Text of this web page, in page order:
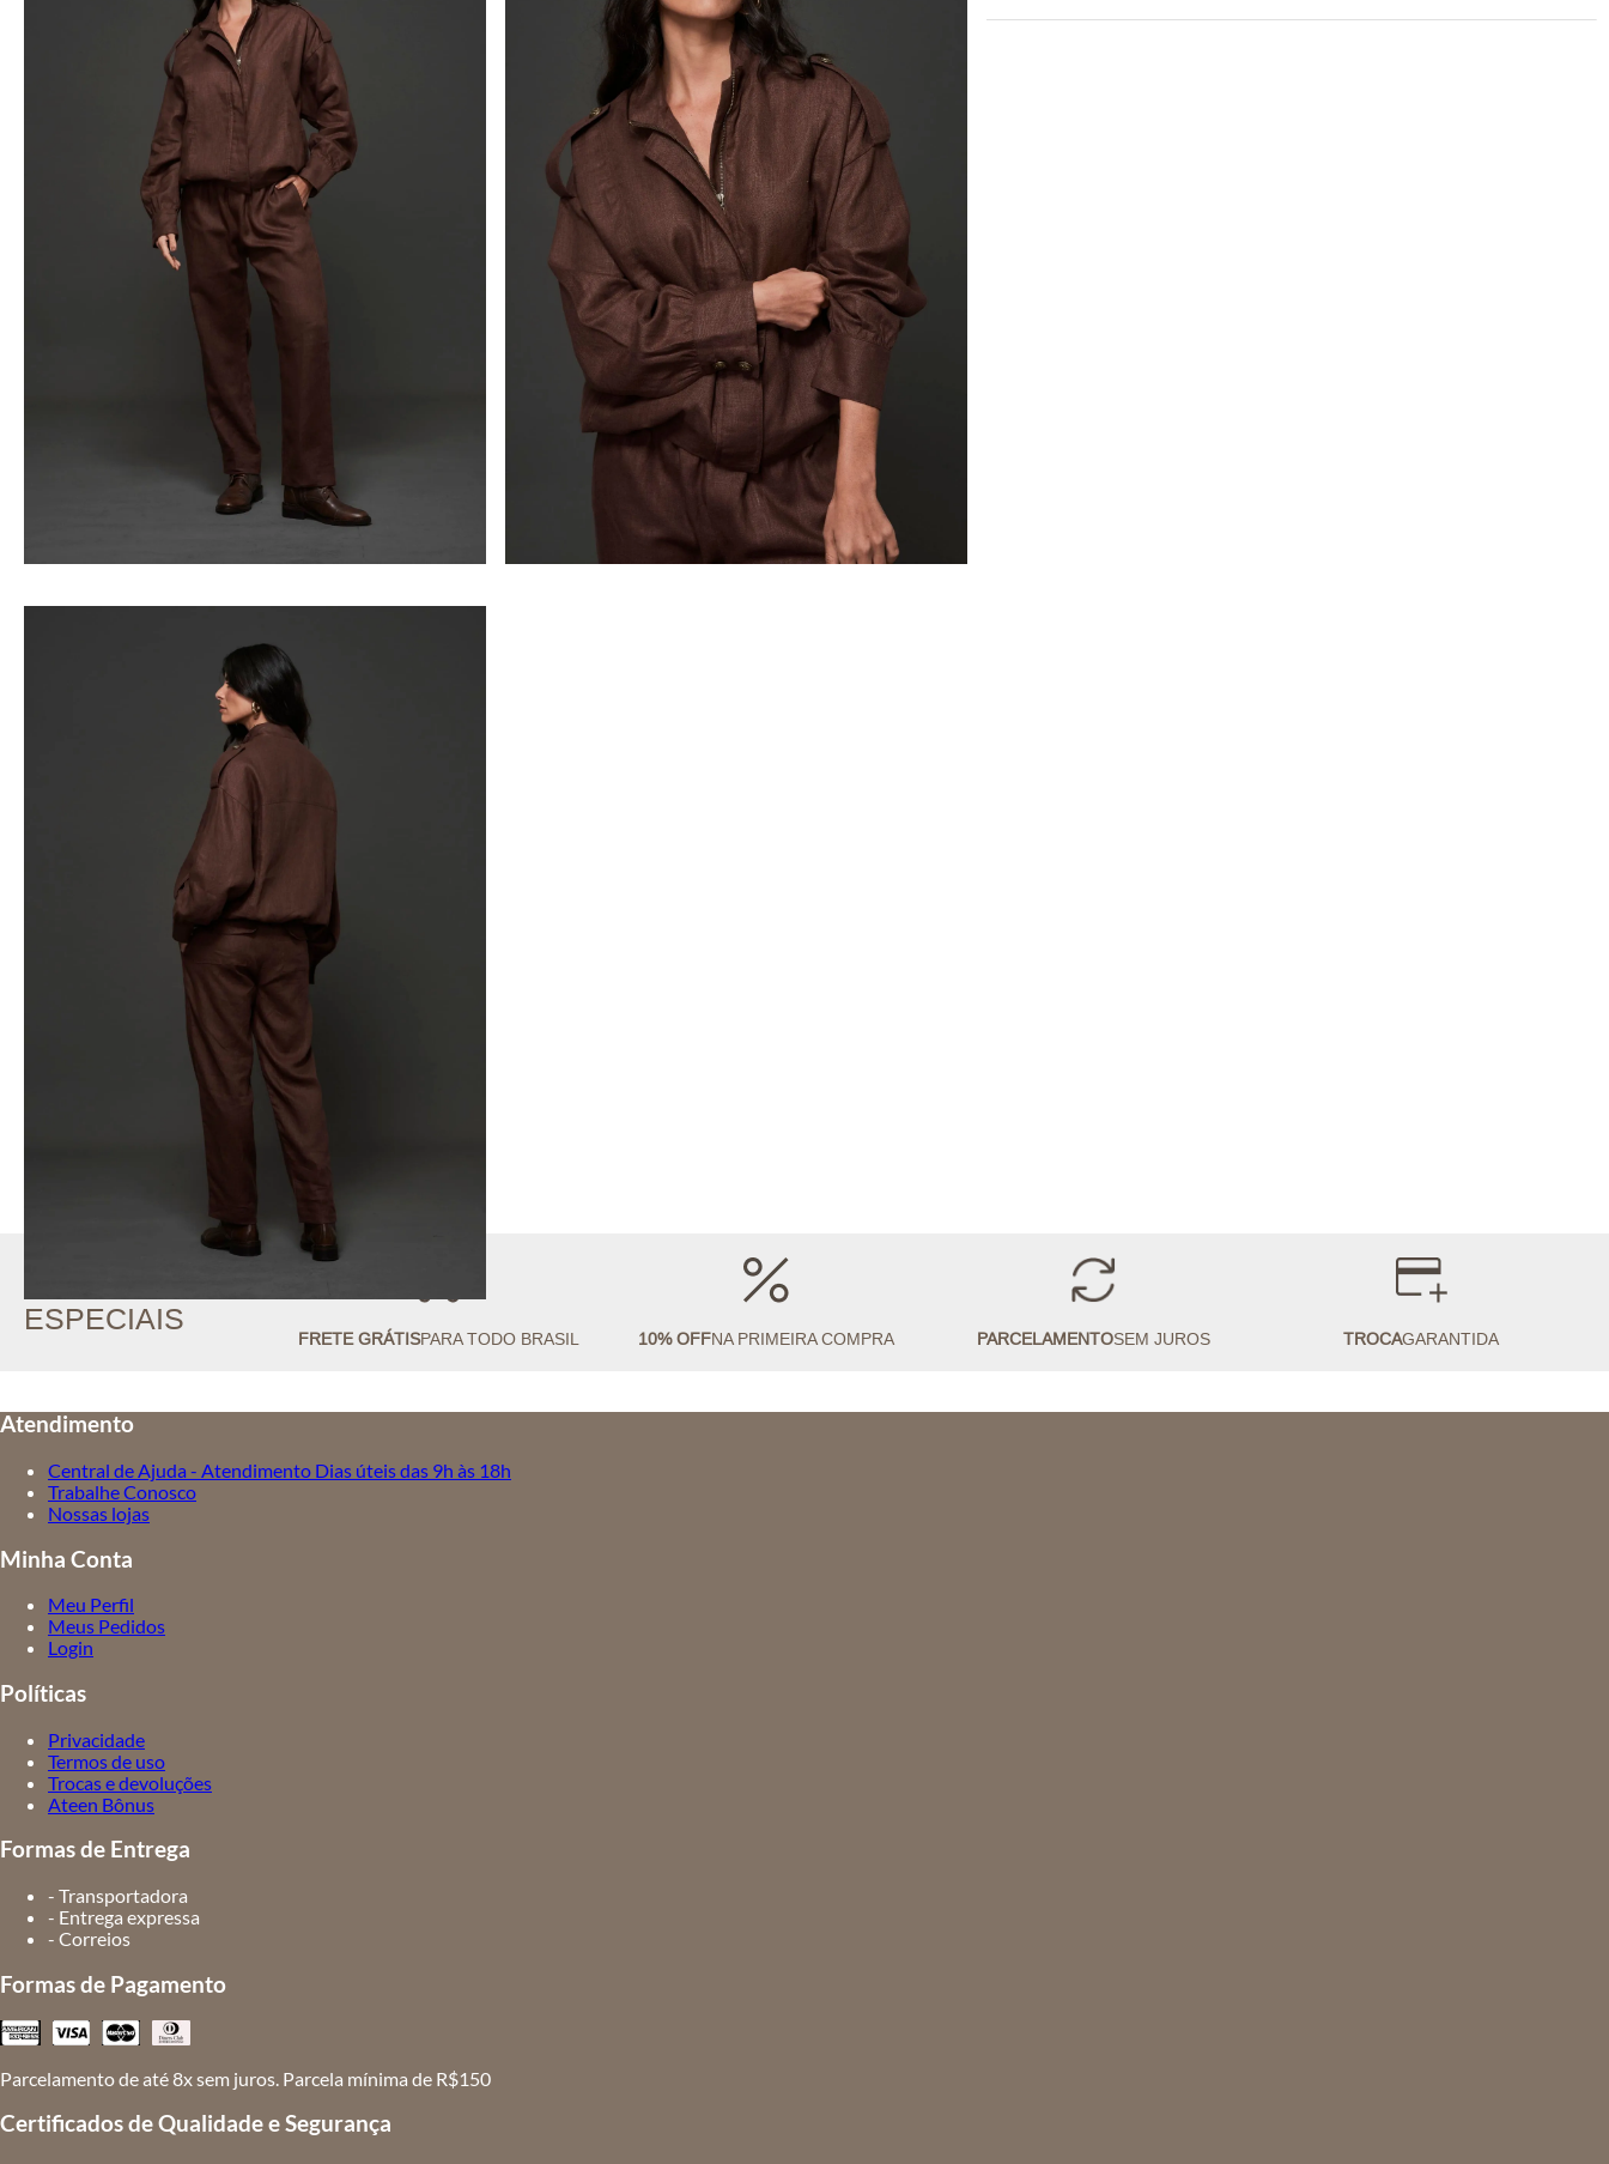
ESPECIAIS
FRETE GRÁTISPARA TODO BRASIL 10% OFFNA PRIMEIRA COMPRA PARCELAMENTOSEM JUROS TROCAGARANTIDA
Atendimento
Central de Ajuda - Atendimento Dias úteis das 9h às 18h
Trabalhe Conosco
Nossas lojas
Minha Conta
Meu Perfil
Meus Pedidos
Login
Políticas
Privacidade
Termos de uso
Trocas e devoluções
Ateen Bônus
Formas de Entrega
- Transportadora
- Entrega expressa
- Correios
Formas de Pagamento
Parcelamento de até 8x sem juros. Parcela mínima de R$150
Certificados de Qualidade e Segurança